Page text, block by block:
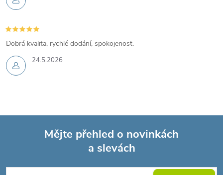
24.5.2026
Dobrá kvalita, rychlé dodání, spokojenost.
Mějte přehled o novinkách
a slevách